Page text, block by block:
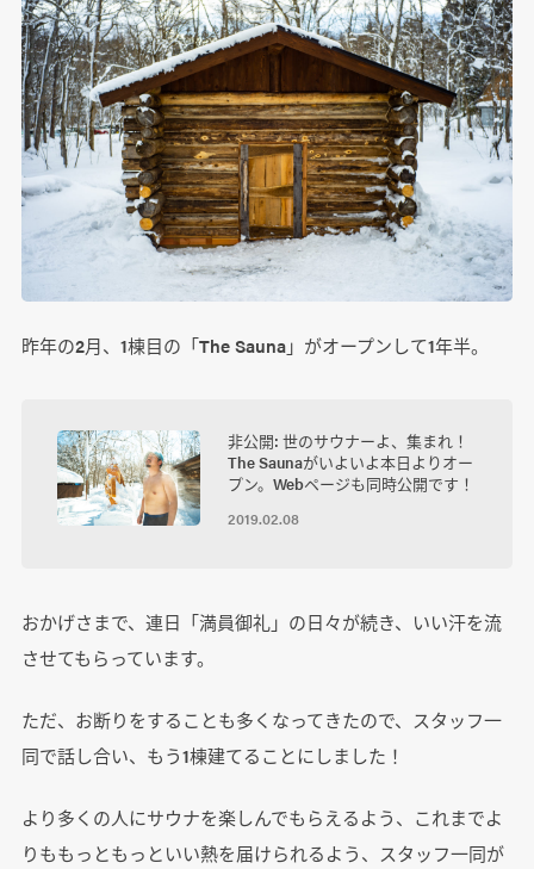
昨年の2月、1棟目の「The Sauna」がオープンして1年半。
非公開: 世のサウナーよ、集まれ！
The Saunaがいよいよ本日よりオー
プン。Webページも同時公開です！
2019.02.08
おかげさまで、連日「満員御礼」の日々が続き、いい汗を流
させてもらっています。
ただ、お断りをすることも多くなってきたので、スタッフ一
同で話し合い、もう1棟建てることにしました！
より多くの人にサウナを楽しんでもらえるよう、これまでよ
りももっともっといい熱を届けられるよう、スタッフ一同が